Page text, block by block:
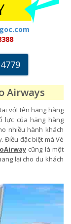
Airways
với tên hãng hàng
lực của hãng hàng
nhiều hành khách
Điều đặc biệt mà Vé
cũng là một
lại cho du khách